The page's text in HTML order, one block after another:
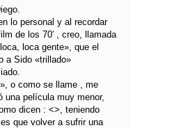
lo personal y al recordar
de los 70′ , creo, llamada
loca gente», que el
a Sido «trillado»
o como se llame , me
una película muy menor,
dicen : <>, teniendo
que volver a sufrir una